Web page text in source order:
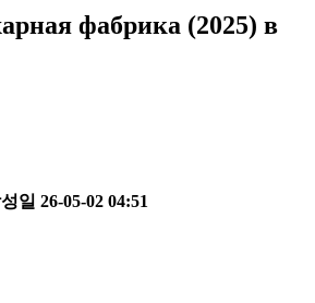
фабрика (2025) в
일 26-05-02 04:51